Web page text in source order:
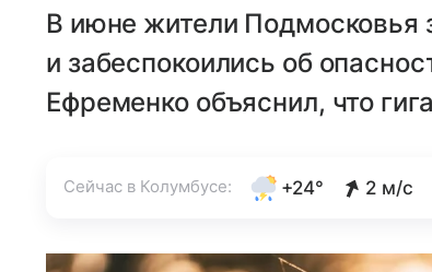
В июне жители Подмосковья
и забеспокоились об
Ефременко объяснил, что
Сейчас в Колумбусе: +24° 2 м/с